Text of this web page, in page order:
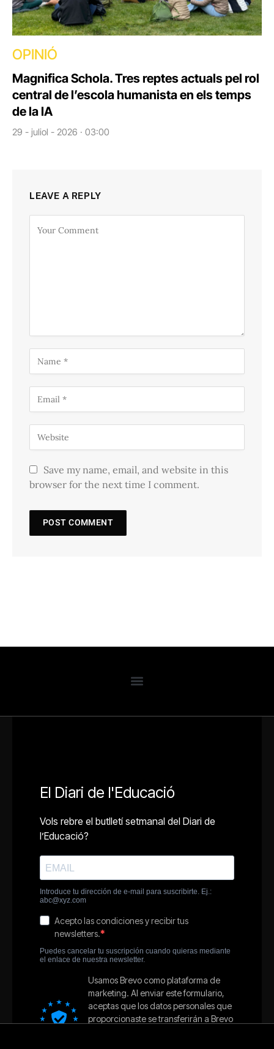
OPINIÓ
Magnifica Schola. Tres reptes actuals pel rol
central de l’escola humanista en els temps
de la IA
29 - juliol - 2026 · 03:00
LEAVE A REPLY
Save my name, email, and website in this
browser for the next time I comment.